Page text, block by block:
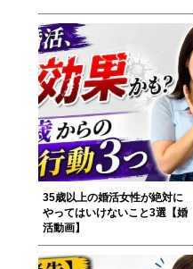
35歳以上の婚活女性が絶対に
やってはいけないこと3選【婚
活動画】